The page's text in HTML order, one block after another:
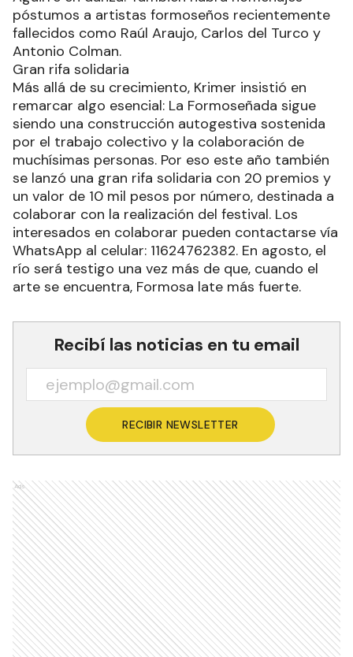
póstumos a artistas formoseños recientemente
fallecidos como Raúl Araujo, Carlos del Turco y
Antonio Colman.
Gran rifa solidaria
Más allá de su crecimiento, Krimer insistió en
remarcar algo esencial: La Formoseñada sigue
siendo una construcción autogestiva sostenida
por el trabajo colectivo y la colaboración de
muchísimas personas. Por eso este año también
se lanzó una gran rifa solidaria con 20 premios y
un valor de 10 mil pesos por número, destinada a
colaborar con la realización del festival. Los
interesados en colaborar pueden contactarse vía
WhatsApp al celular: 11624762382. En agosto, el
río será testigo una vez más de que, cuando el
arte se encuentra, Formosa late más fuerte.
Recibí las noticias en tu email
RECIBIR NEWSLETTER
Ads